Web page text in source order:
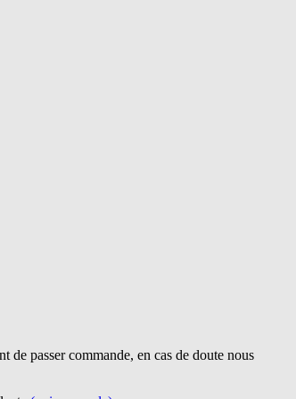
passer commande, en cas de doute nous